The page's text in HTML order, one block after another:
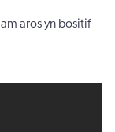
aros yn bositif